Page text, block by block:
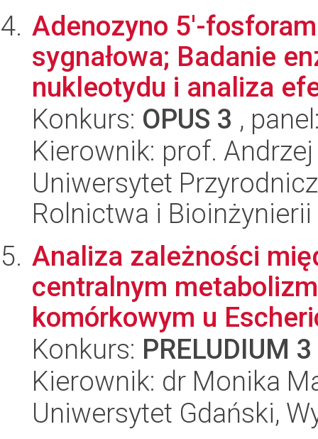
Adenozyno 5'-
sygnałowa; Badanie
nukleotydu i analiza
Konkurs: OPUS 3 ,
Kierownik: prof.
Uniwersytet
Rolnictwa i Bioinżynierii
Analiza zależności
centralnym
komórkowym u
Konkurs: PRELUDIUM 3
Kierownik: dr Monika
Uniwersytet Gdański,